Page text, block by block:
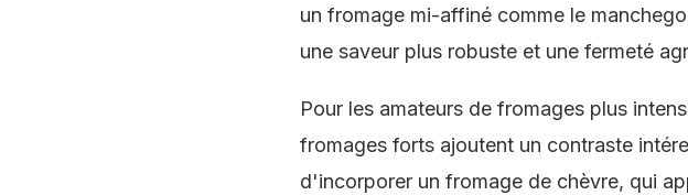
un fromage mi-affiné comme le
une saveur plus robuste et une fermeté
Pour les amateurs de fromages plus
fromages forts ajoutent un contraste
d'incorporer un fromage de chèvre, qui